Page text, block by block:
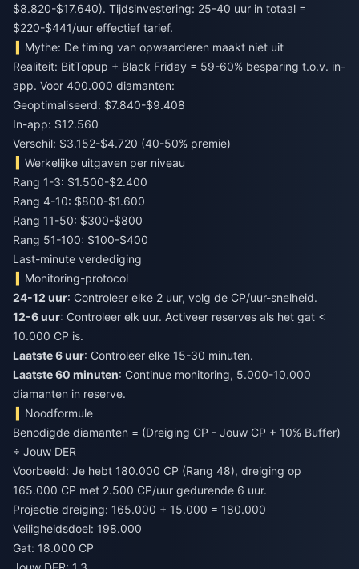
$8.820-$17.640). Tijdsinvestering: 25-40 uur in totaal =
$220-$441/uur effectief tarief.
Mythe: De timing van opwaarderen maakt niet uit
Realiteit: BitTopup + Black Friday = 59-60% besparing t.o.v. in-
app. Voor 400.000 diamanten:
Geoptimaliseerd: $7.840-$9.408
In-app: $12.560
Verschil: $3.152-$4.720 (40-50% premie)
Werkelijke uitgaven per niveau
Rang 1-3: $1.500-$2.400
Rang 4-10: $800-$1.600
Rang 11-50: $300-$800
Rang 51-100: $100-$400
Last-minute verdediging
Monitoring-protocol
24-12 uur: Controleer elke 2 uur, volg de CP/uur-snelheid.
12-6 uur: Controleer elk uur. Activeer reserves als het gat <
10.000 CP is.
Laatste 6 uur: Controleer elke 15-30 minuten.
Laatste 60 minuten: Continue monitoring, 5.000-10.000
diamanten in reserve.
Noodformule
Benodigde diamanten = (Dreiging CP - Jouw CP + 10% Buffer)
÷ Jouw DER
Voorbeeld: Je hebt 180.000 CP (Rang 48), dreiging op
165.000 CP met 2.500 CP/uur gedurende 6 uur.
Projectie dreiging: 165.000 + 15.000 = 180.000
Veiligheidsdoel: 198.000
Gat: 18.000 CP